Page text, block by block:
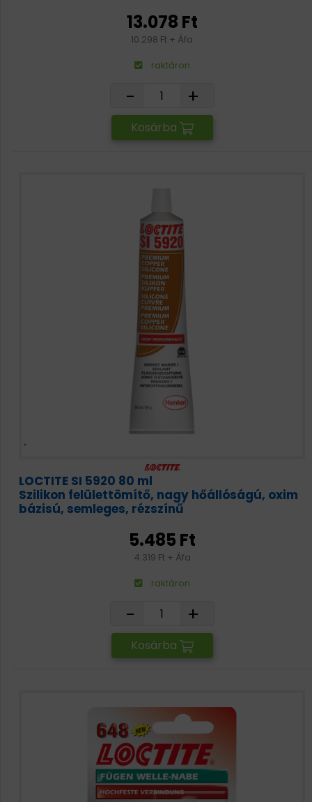
13.078 Ft
10.298 Ft + Áfa
raktáron
- +
Kosárba
LOCTITE SI 5920 80 ml
Szilikon felülettömítő, nagy hőállóságú, oxim
bázisú, semleges, rézszínű
5.485 Ft
4.319 Ft + Áfa
raktáron
- +
Kosárba